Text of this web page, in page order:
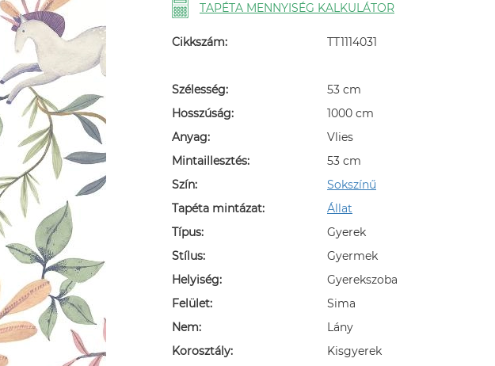
TAPÉTA MENNYISÉG KALKULÁTOR
Cikkszám: TT1114031
Szélesség:
53 cm
Hosszúság:
1000 cm
Anyag:
Vlies
Mintaillesztés:
53 cm
Szín:
Sokszínű
Tapéta mintázat:
Állat
Típus:
Gyerek
Stílus:
Gyermek
Helyiség:
Gyerekszoba
Felület:
Sima
Nem:
Lány
Korosztály:
Kisgyerek